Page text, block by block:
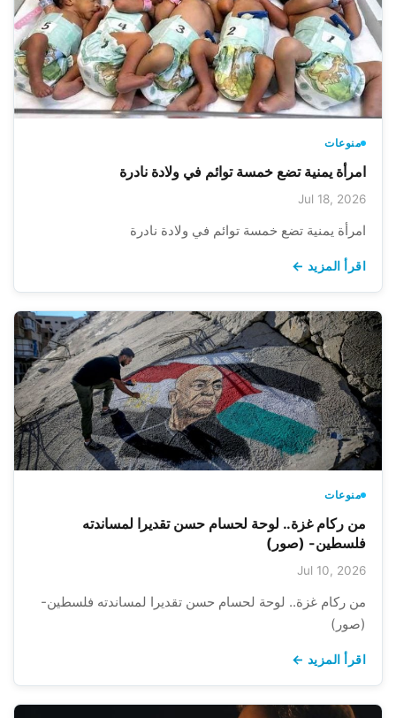
منوعات
امرأة يمنية تضع خمسة توائم في ولادة نادرة
Jul 18, 2026
امرأة يمنية تضع خمسة توائم في ولادة نادرة
اقرأ المزيد ←
منوعات
من ركام غزة.. لوحة لحسام حسن تقديرا لمساندته
فلسطين- (صور)
Jul 10, 2026
من ركام غزة.. لوحة لحسام حسن تقديرا لمساندته فلسطين-
(صور)
اقرأ المزيد ←